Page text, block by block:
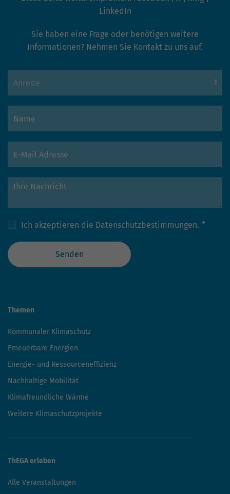
LinkedIn
Sie haben eine Frage oder benötigen weitere
Informationen? Nehmen Sie Kontakt zu uns auf.
Ich akzeptieren die Datenschutzbestimmungen. *
Senden
Themen
Kommunaler Klimaschutz
Erneuerbare Energien
Energie- und Ressourceneffizienz
Nachhaltige Mobilität
Klimafreundliche Wärme
Weitere Klimaschutzprojekte
ThEGA erleben
Alle Veranstaltungen